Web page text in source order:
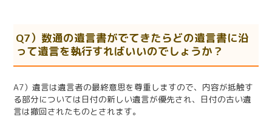
Q7）数通の遺言書がでてきたらどの遺言書に沿
って遺言を執行すればいいのでしょうか？
A7）遺言は遺言者の最終意思を尊重しますので、内容が抵触す
る部分については日付の新しい遺言が優先され、日付の古い遺
言は撤回されたものとされます。